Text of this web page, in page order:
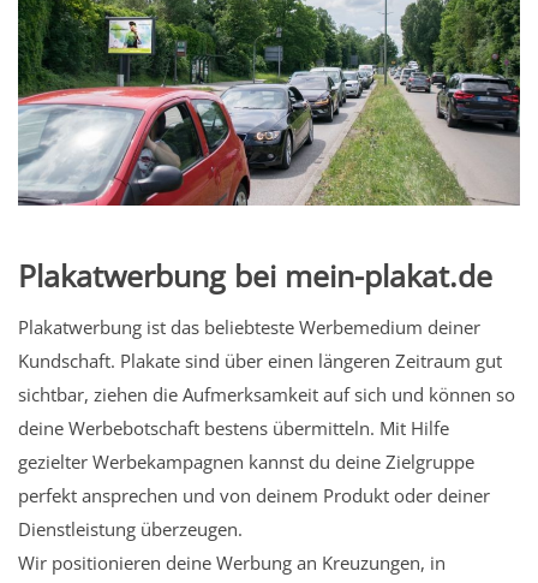
Plakatwerbung bei mein-plakat.de
Plakatwerbung ist das beliebteste Werbemedium deiner
Kundschaft. Plakate sind über einen längeren Zeitraum gut
sichtbar, ziehen die Aufmerksamkeit auf sich und können so
deine Werbebotschaft bestens übermitteln. Mit Hilfe
gezielter Werbekampagnen kannst du deine Zielgruppe
perfekt ansprechen und von deinem Produkt oder deiner
Dienstleistung überzeugen.
Wir positionieren deine Werbung an Kreuzungen, in